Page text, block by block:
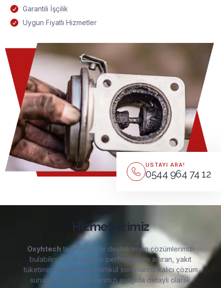
Garantili İşçilik
Uygun Fiyatlı Hizmetler
USTAYI ARA!
0544 964 74 12
Hizmetlerimiz
Oxyhtech teknolojisiyle desteklenen çözümlerimizi
bulabilirsiniz. Aracınızın performansını artıran, yakıt
tüketimini düşüren ve partikül sorunlarına kalıcı çözüm
sunan tüm uygulamalarımızı aşağıda detaylı olarak